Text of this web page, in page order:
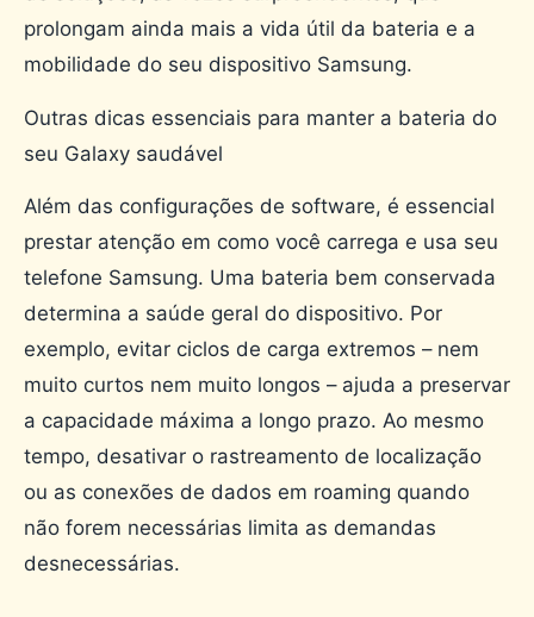
prolongam ainda mais a vida útil da bateria e a
mobilidade do seu dispositivo Samsung.
Outras dicas essenciais para manter a bateria do
seu Galaxy saudável
Além das configurações de software, é essencial
prestar atenção em como você carrega e usa seu
telefone Samsung. Uma bateria bem conservada
determina a saúde geral do dispositivo. Por
exemplo, evitar ciclos de carga extremos – nem
muito curtos nem muito longos – ajuda a preservar
a capacidade máxima a longo prazo. Ao mesmo
tempo, desativar o rastreamento de localização
ou as conexões de dados em roaming quando
não forem necessárias limita as demandas
desnecessárias.